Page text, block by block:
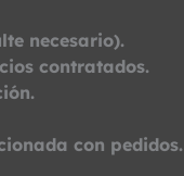
necesario).
contratados.
con pedidos.